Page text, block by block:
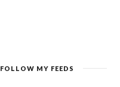
FOLLOW MY FEEDS